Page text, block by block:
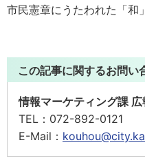
市民憲章にうたわれた「和
この記事に関するお問い
情報マーケティング課 広
TEL： 072-892-0121
E-Mail：